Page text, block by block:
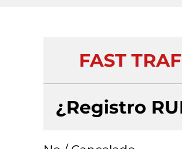
FAST
¿Registro